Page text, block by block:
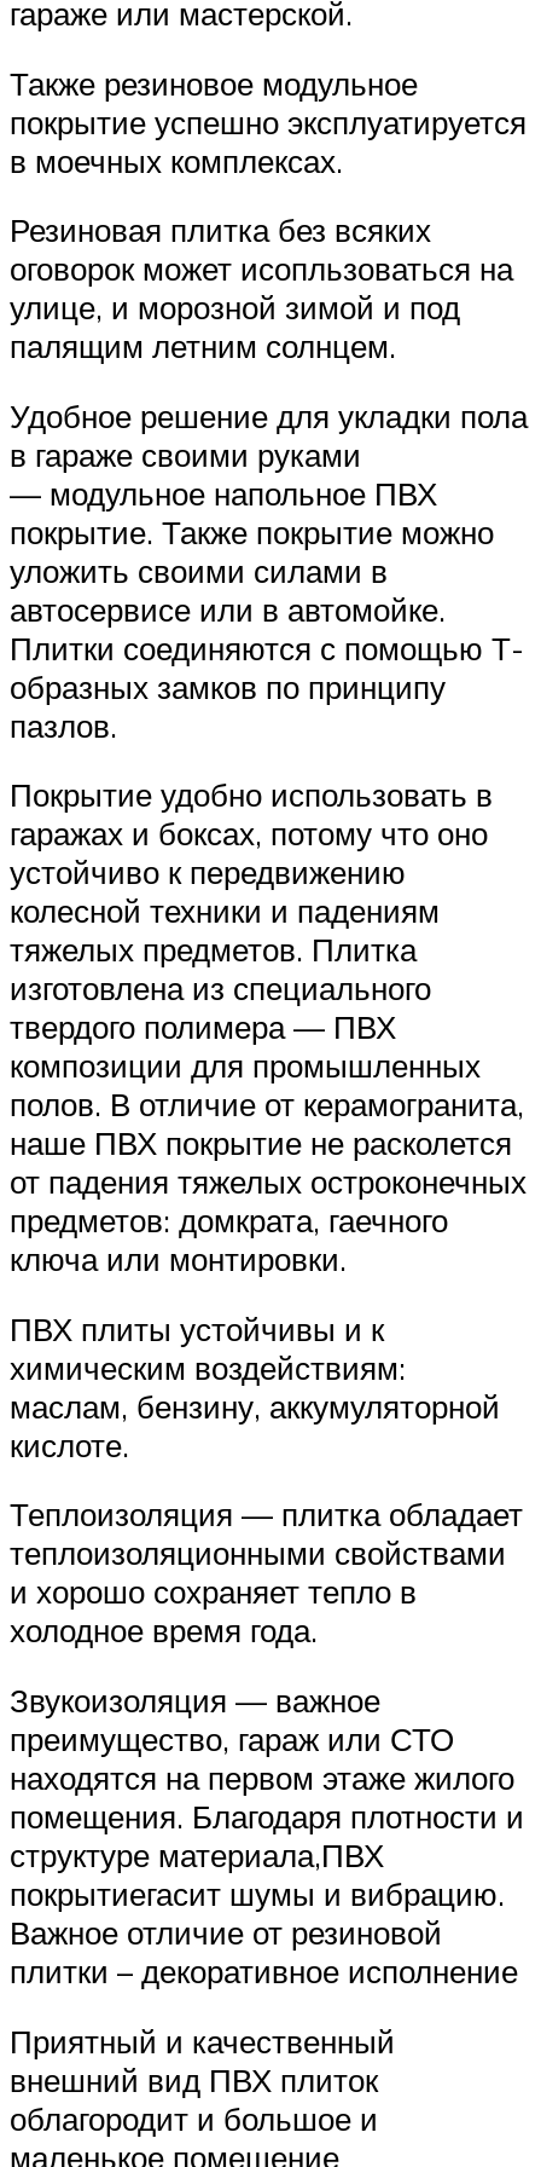
гараже или мастерской.
Также резиновое модульное
покрытие успешно эксплуатируется
в моечных комплексах.
Резиновая плитка без всяких
оговорок может исопльзоваться на
улице, и морозной зимой и под
палящим летним солнцем.
Удобное решение для укладки пола
в гараже своими руками
— модульное напольное ПВХ
покрытие. Также покрытие можно
уложить своими силами в
автосервисе или в автомойке.
Плитки соединяются с помощью Т-
образных замков по принципу
пазлов.
Покрытие удобно использовать в
гаражах и боксах, потому что оно
устойчиво к передвижению
колесной техники и падениям
тяжелых предметов. Плитка
изготовлена из специального
твердого полимера — ПВХ
композиции для промышленных
полов. В отличие от керамогранита,
наше ПВХ покрытие не расколется
от падения тяжелых остроконечных
предметов: домкрата, гаечного
ключа или монтировки.
ПВХ плиты устойчивы и к
химическим воздействиям:
маслам, бензину, аккумуляторной
кислоте.
Теплоизоляция — плитка обладает
теплоизоляционными свойствами
и хорошо сохраняет тепло в
холодное время года.
Звукоизоляция — важное
преимущество, гараж или СТО
находятся на первом этаже жилого
помещения. Благодаря плотности и
структуре материала,ПВХ
покрытиегасит шумы и вибрацию.
Важное отличие от резиновой
плитки – декоративное исполнение
Приятный и качественный
внешний вид ПВХ плиток
облагородит и большое и
маленькое помещение